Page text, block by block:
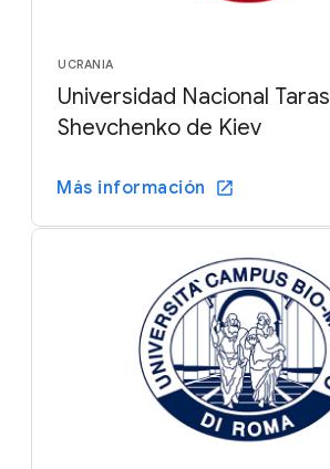
UCRANIA
Universidad Nacional Taras
Shevchenko de Kiev
Más información